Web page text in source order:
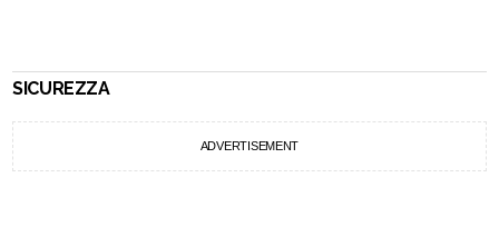
SICUREZZA
ADVERTISEMENT